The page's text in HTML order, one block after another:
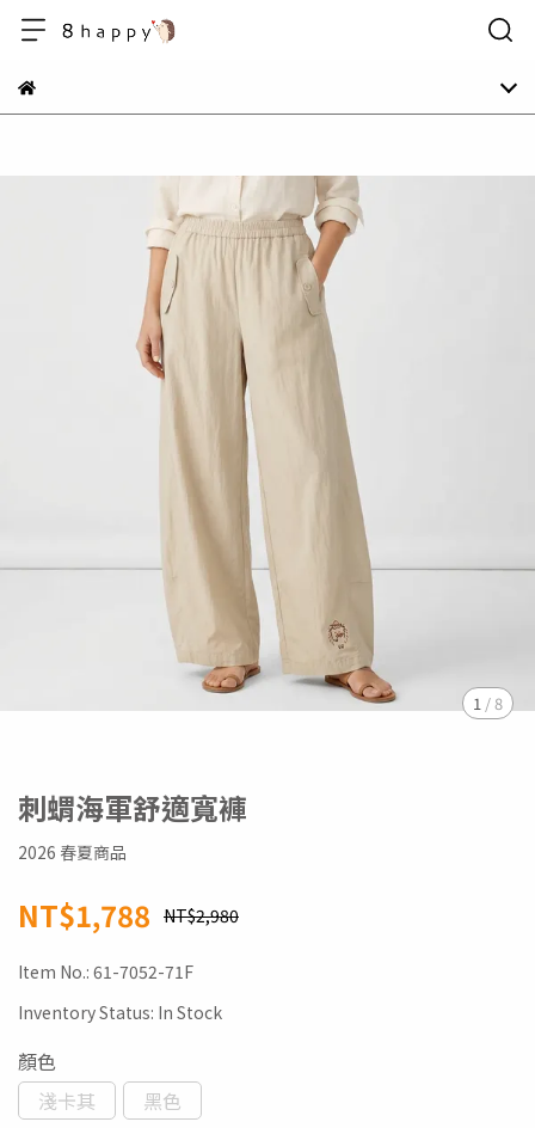
1 /8
刺蝟海軍舒適寬褲
2026 春夏商品
NT$1,788 NT$2,980
Item No.: 61-7052-71F
Inventory Status: In Stock
顏色
淺卡其
黑色